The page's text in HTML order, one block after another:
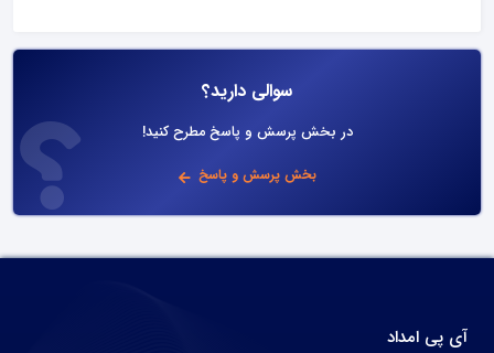
سوالی دارید؟
در بخش پرسش و پاسخ مطرح کنید!
بخش پرسش و پاسخ
آی پی امداد